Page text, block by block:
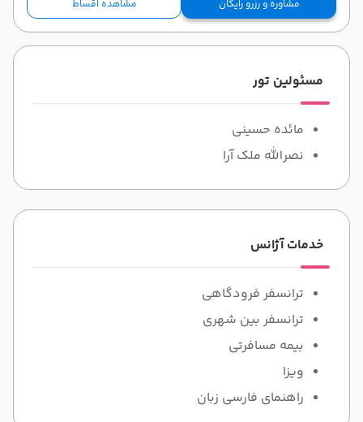
مشاوره و رزرو رایگان مشاهده اقساط
مسئولین تور
مائده حسینی
نصرالله ملک آرا
خدمات آژانس
ترانسفر فرودگاهی
ترانسفر بین شهری
بیمه مسافرتی
ویزا
راهنمای فارسی زبان